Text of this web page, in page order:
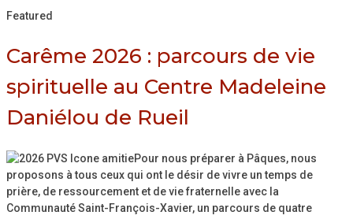
Featured
Carême 2026 : parcours de vie
spirituelle au Centre Madeleine
Daniélou de Rueil
Pour nous préparer à Pâques, nous
proposons à tous ceux qui ont le désir de vivre un temps de
prière, de ressourcement et de vie fraternelle avec la
Communauté Saint-François-Xavier, un parcours de quatre